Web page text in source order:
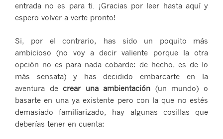
entrada no es para ti. ¡Gracias por leer hasta aquí y
espero volver a verte pronto!
Si, por el contrario, has sido un poquito más
ambicioso (no voy a decir valiente porque la otra
opción no es para nada cobarde: de hecho, es de lo
más sensata) y has decidido embarcarte en la
aventura decrear una ambientación (un mundo) o
basarte en una ya existente pero con la que no estés
demasiado familiarizado, hay algunas cosillas que
deberías tener en cuenta: